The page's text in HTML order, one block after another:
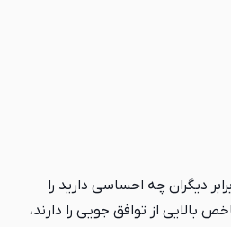
دیگران چه احساسی دارید را
بالایی از توافق جویی را دارند،